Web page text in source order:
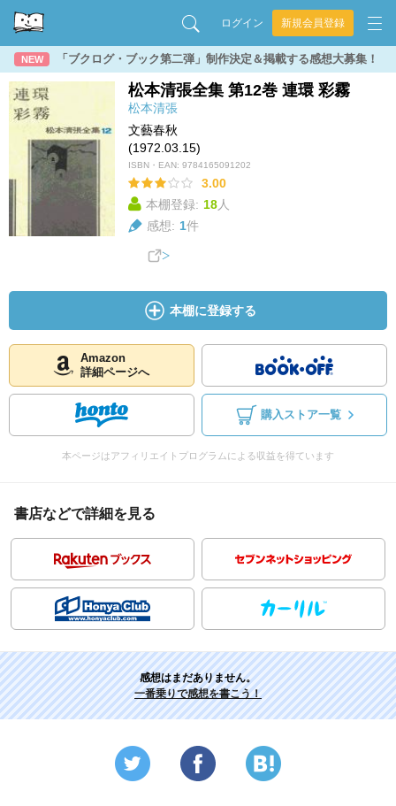
ログイン 新規会員登録
NEW 「ブクログ・ブック第二弾」制作決定＆掲載する感想大募集！
松本清張全集 第12巻 連環 彩霧
松本清張
文藝春秋
(1972.03.15)
ISBN・EAN: 9784165091202
3.00
本棚登録: 18人
感想: 1件
本棚に登録する
Amazon
詳細ページへ
購入ストア一覧
本ページはアフィリエイトプログラムによる収益を得ています
書店などで詳細を見る
感想はまだありません。
一番乗りで感想を書こう！